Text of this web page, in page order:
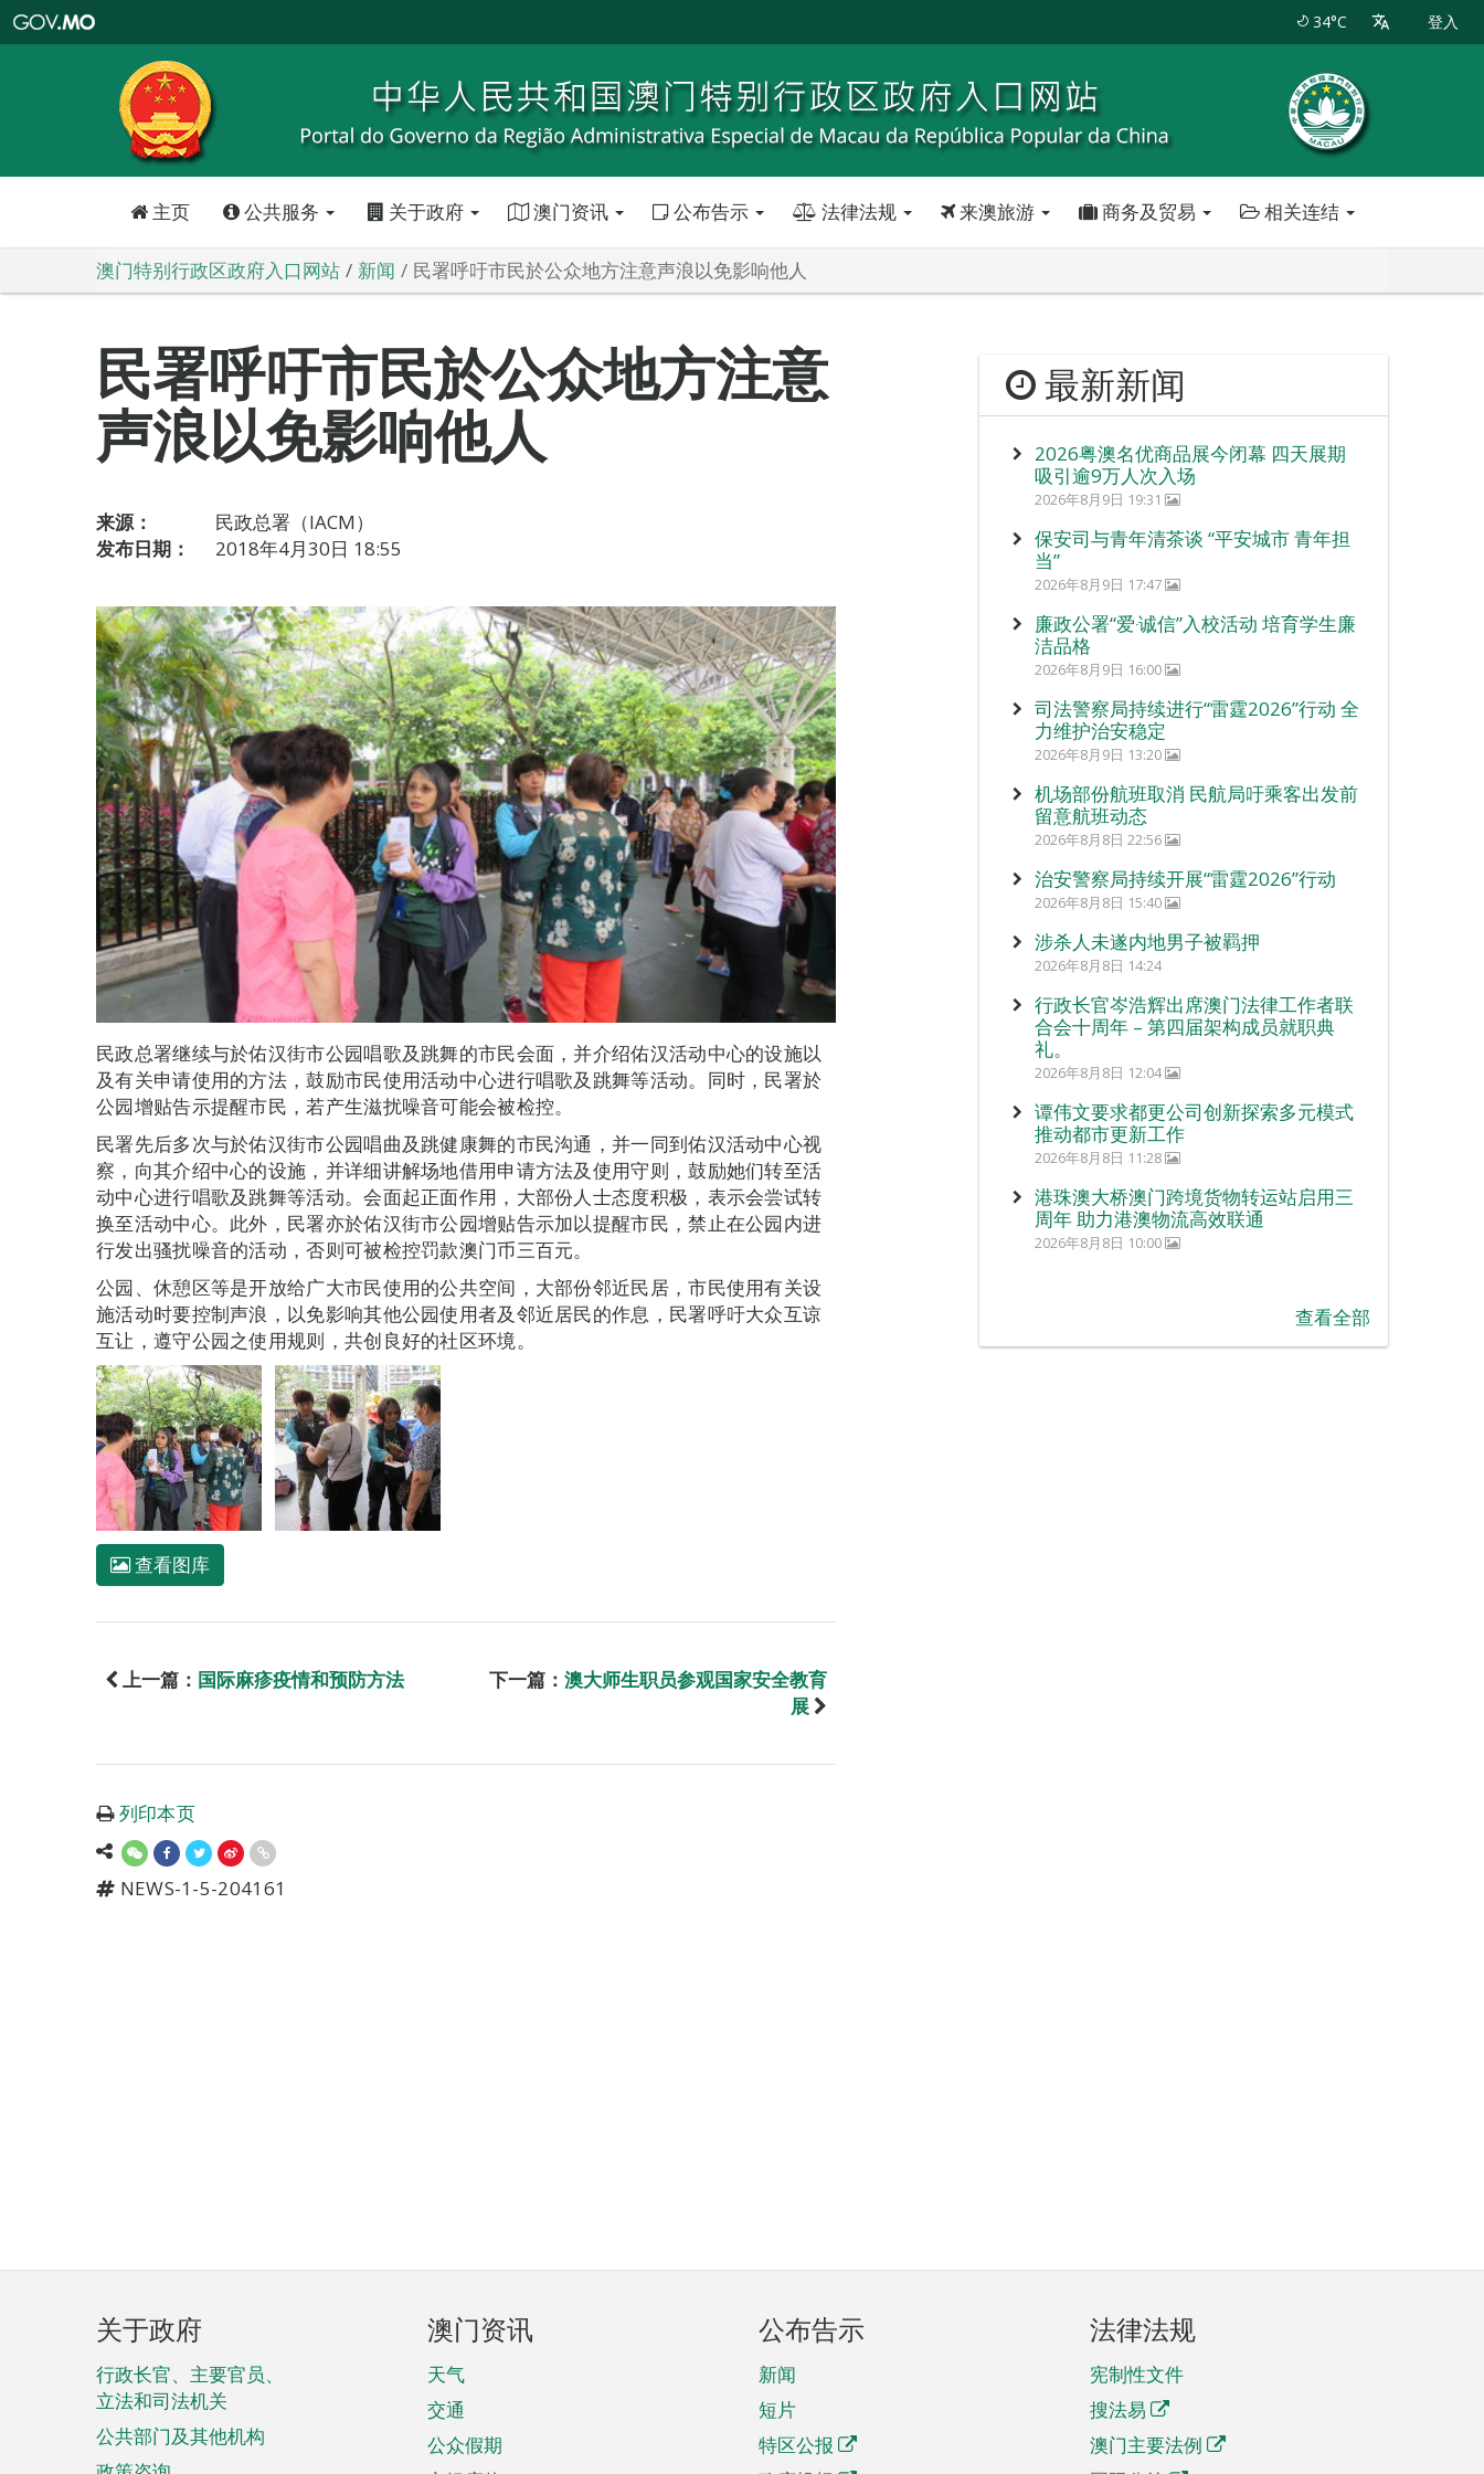
特
政
区
政
口
34°C 登入
主页 公共服务 关于政府 澳门资讯 公布告示 法律法规 来澳旅游 商务及贸易 相关连结
澳门特别行政区政府入口网站 新闻 民署呼吁市民於公众地方注意声浪以免影响他人
民署呼吁市民於公众地方注意
声浪以免影响他人
来源：
民政总署（IACM）
发布日期：
2018年4月30日 18:55
民政总署继续与於佑汉街市公园唱歌及跳舞的市民会面，并介绍佑汉活动中心的设施以
及有关申请使用的方法，鼓励市民使用活动中心进行唱歌及跳舞等活动。同时，民署於
公园增贴告示提醒市民，若产生滋扰噪音可能会被检控。
民署先后多次与於佑汉街市公园唱曲及跳健康舞的市民沟通，并一同到佑汉活动中心视
察，向其介绍中心的设施，并详细讲解场地借用申请方法及使用守则，鼓励她们转至活
动中心进行唱歌及跳舞等活动。会面起正面作用，大部份人士态度积极，表示会尝试转
换至活动中心。此外，民署亦於佑汉街市公园增贴告示加以提醒市民，禁止在公园内进
行发出骚扰噪音的活动，否则可被检控罚款澳门币三百元。
公园、休憩区等是开放给广大市民使用的公共空间，大部份邻近民居，市民使用有关设
施活动时要控制声浪，以免影响其他公园使用者及邻近居民的作息，民署呼吁大众互谅
互让，遵守公园之使用规则，共创良好的社区环境。
查看图库
上一篇： 国际麻疹疫情和预防方法 下一篇： 澳大师生职员参观国家安全教育
展
列印本页
NEWS-1-5-204161
最新新闻
2026粤澳名优商品展今闭幕 四天展期
吸引逾9万人次入场
2026年8月9日 19:31
保安司与青年清茶谈 “平安城市 青年担
当”
2026年8月9日 17:47
廉政公署“爱‧诚信”入校活动 培育学生廉
洁品格
2026年8月9日 16:00
司法警察局持续进行“雷霆2026”行动 全
力维护治安稳定
2026年8月9日 13:20
机场部份航班取消 民航局吁乘客出发前
留意航班动态
2026年8月8日 22:56
治安警察局持续开展“雷霆2026”行动
2026年8月8日 15:40
涉杀人未遂内地男子被羁押
2026年8月8日 14:24
行政长官岑浩辉出席澳门法律工作者联
合会十周年 – 第四届架构成员就职典
礼。
2026年8月8日 12:04
谭伟文要求都更公司创新探索多元模式
推动都市更新工作
2026年8月8日 11:28
港珠澳大桥澳门跨境货物转运站启用三
周年 助力港澳物流高效联通
2026年8月8日 10:00
查看全部
页
脚
菜
单
关于政府
行政长官、主要官员、
立法和司法机关
公共部门及其他机构
澳门资讯
天气
交通
公众假期
公布告示
新闻
短片
特区公报
法律法规
宪制性文件
搜法易
澳门主要法例